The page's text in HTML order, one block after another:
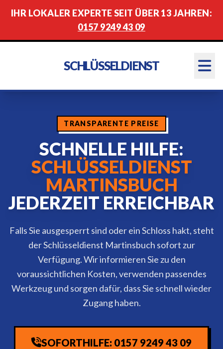
IHR LOKALER EXPERTE SEIT ÜBER 13 JAHREN:
0157 9249 43 09
SCHLÜSSELDIENST
TRANSPARENTE PREISE
SCHNELLE HILFE:
SCHLÜSSELDIENST
MARTINSBUCH
JEDERZEIT ERREICHBAR
Falls Sie ausgesperrt sind oder ein Schloss hakt, steht
der Schlüsseldienst Martinsbuch sofort zur
Verfügung. Wir informieren Sie zu den
voraussichtlichen Kosten, verwenden passendes
Werkzeug und sorgen dafür, dass Sie schnell wieder
Zugang haben.
SOFORTHILFE: 0157 9249 43 09